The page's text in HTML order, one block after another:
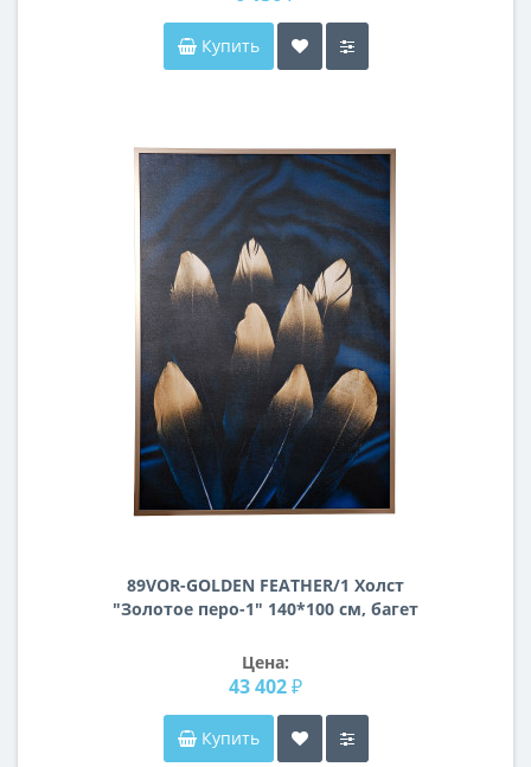
Купить
89VOR-GOLDEN FEATHER/1 Холст
"Золотое перо-1" 140*100 см, багет
Цена:
43 402 ₽
Купить